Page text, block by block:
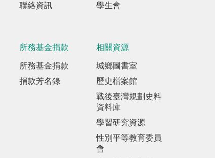
聯絡資訊
學生會
所務基金捐款
所務基金捐款
捐款芳名錄
相關資源
城鄉圖書室
歷史檔案館
戰後臺灣規劃史料
資料庫
學習研究資源
性別平等教育委員
會